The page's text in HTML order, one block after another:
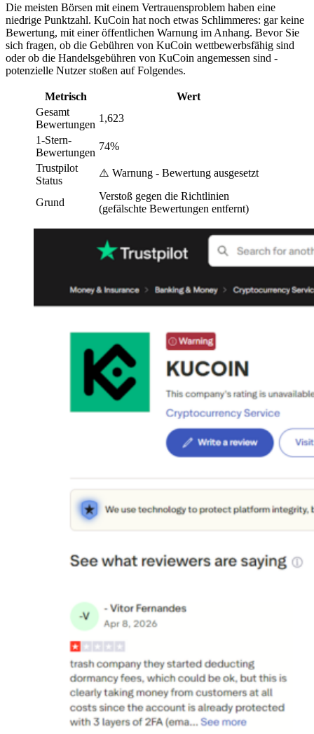
Die meisten Börsen mit einem Vertrauensproblem haben eine
niedrige Punktzahl. KuCoin hat noch etwas Schlimmeres: gar keine
Bewertung, mit einer öffentlichen Warnung im Anhang. Bevor Sie
sich fragen, ob die Gebühren von KuCoin wettbewerbsfähig sind
oder ob die Handelsgebühren von KuCoin angemessen sind -
potenzielle Nutzer stoßen auf Folgendes.
Metrisch
Wert
Gesamt
Bewertungen
1,623
1-Stern-
Bewertungen
74%
Trustpilot
Status
⚠️ Warnung - Bewertung ausgesetzt
Grund
Verstoß gegen die Richtlinien
(gefälschte Bewertungen entfernt)